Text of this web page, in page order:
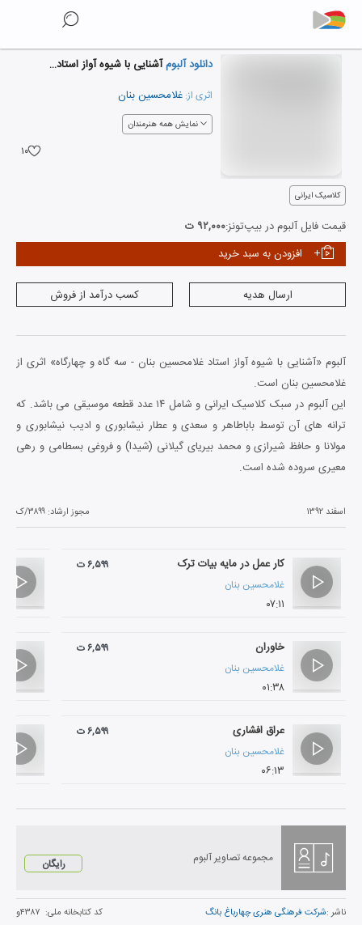
دانلود آلبومآشنایی با شیوه آواز استاد غلامحسین بنان - سه گاه و چهارگاه
اثری از: غلامحسین بنان
نمایش همه هنرمندان
۱۰
کلاسیک ایرانی
قیمت فایل آلبوم در بیپ‌تونز:۹۲,۰۰۰ ت
افزودن به سبد خرید
ارسال هدیه کسب درآمد از فروش
آلبوم «آشنایی با شیوه آواز استاد غلامحسین بنان - سه گاه و چهارگاه» اثری از
غلامحسین بنان است.
این آلبوم در سبک کلاسیک ایرانی و شامل ۱۴ عدد قطعه موسیقی می باشد. که
ترانه های آن توسط باباطاهر و سعدی و عطار نیشابوری و ادیب نیشابوری و
مولانا و حافظ شیرازی و محمد بیریای گیلانی (شیدا) و فروغی بسطامی و رهی
معیری سروده شده است.
اسفند ۱۳۹۲ مجوز ارشاد: ۳۸۹۹/ک
کار عمل در مایه بیات ترک
غلامحسین بنان
۰۷:۱۱
۶,۵۹۹ ت
خاوران
غلامحسین بنان
۰۱:۳۸
۶,۵۹۹ ت
عراق افشاری
غلامحسین بنان
۰۶:۱۳
۶,۵۹۹ ت
مجموعه تصاویر آلبوم رایگان
ناشر :شرکت فرهنگی هنری چهارباغ بانگ کد کتابخانه ملی: ۴۳۸۷و